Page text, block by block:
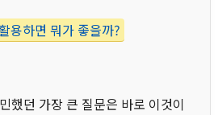
용하면 뭐가 좋을까?
했던 가장 큰 질문은 바로 이것이